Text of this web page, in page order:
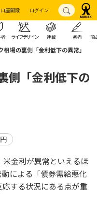
口座開設 ログイン
ライフデザイン 連載 著者 商
相場の裏側「金利低下の異常」
側「金利低下の
金利が異常といえるほ
による「債券需給悪化
する状況にある点が重